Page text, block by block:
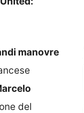
manovre
del